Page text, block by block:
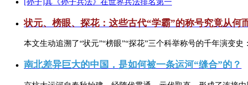
状元、榜眼、探花：这些古代“学霸”的称号究竟从何
本文生动追溯了“状元”“榜眼”“探花”三个科举称号的千年演变史
南北差异巨大的中国，是如何被一条运河“缝合”的？